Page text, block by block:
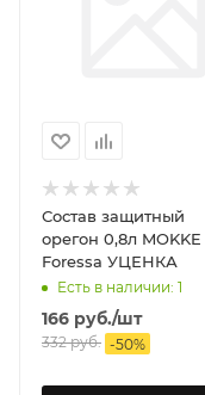
Состав защитный
орегон 0,8л MOKKE
Foressa УЦЕНКА
Есть в наличии: 1
166 руб./шт
332руб. -50%